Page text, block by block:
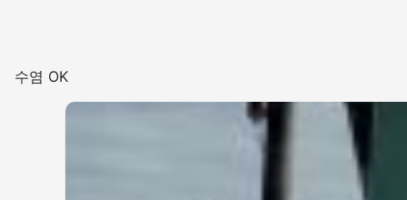
수염 OK